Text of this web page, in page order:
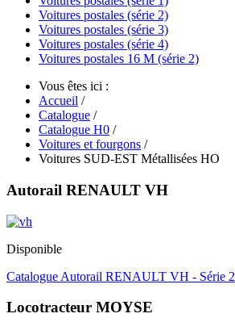
Voitures postales (série 2)
Voitures postales (série 3)
Voitures postales (série 4)
Voitures postales 16 M (série 2)
Vous êtes ici :
Accueil /
Catalogue /
Catalogue H0 /
Voitures et fourgons /
Voitures SUD-EST Métallisées HO
Autorail RENAULT VH
Disponible
Catalogue Autorail RENAULT VH - Série 2
Locotracteur MOYSE